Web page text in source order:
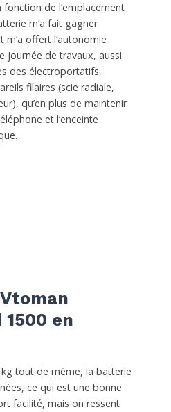
fonction de l’emplacement
m’a fait gagner
offert l’autonomie
journée de travaux, aussi
des électroportatifs,
filaires (scie radiale,
qu’en plus de maintenir
et l’enceinte
1500 en
tout de même, la batterie
ce qui est une bonne
facilité, mais on ressent